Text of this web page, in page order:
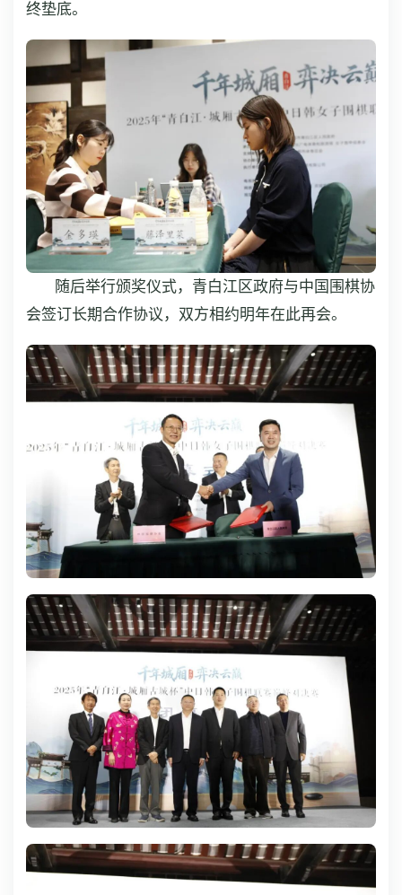
终垫底。
随后举行颁奖仪式，青白江区政府与中国围棋协
会签订长期合作协议，双方相约明年在此再会。